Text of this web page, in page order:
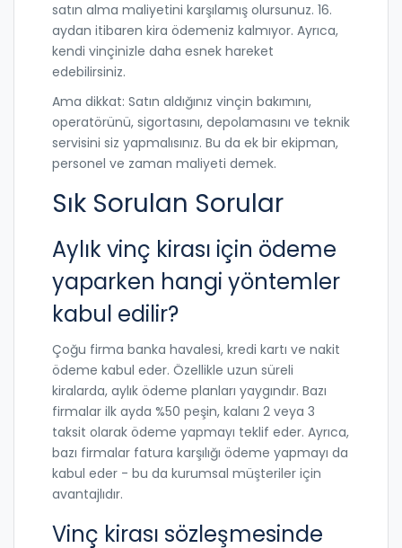
satın alma maliyetini karşılamış olursunuz. 16.
aydan itibaren kira ödemeniz kalmıyor. Ayrıca,
kendi vinçinizle daha esnek hareket
edebilirsiniz.
Ama dikkat: Satın aldığınız vinçin bakımını,
operatörünü, sigortasını, depolamasını ve teknik
servisini siz yapmalısınız. Bu da ek bir ekipman,
personel ve zaman maliyeti demek.
Sık Sorulan Sorular
Aylık vinç kirası için ödeme
yaparken hangi yöntemler
kabul edilir?
Çoğu firma banka havalesi, kredi kartı ve nakit
ödeme kabul eder. Özellikle uzun süreli
kiralarda, aylık ödeme planları yaygındır. Bazı
firmalar ilk ayda %50 peşin, kalanı 2 veya 3
taksit olarak ödeme yapmayı teklif eder. Ayrıca,
bazı firmalar fatura karşılığı ödeme yapmayı da
kabul eder - bu da kurumsal müşteriler için
avantajlıdır.
Vinç kirası sözleşmesinde